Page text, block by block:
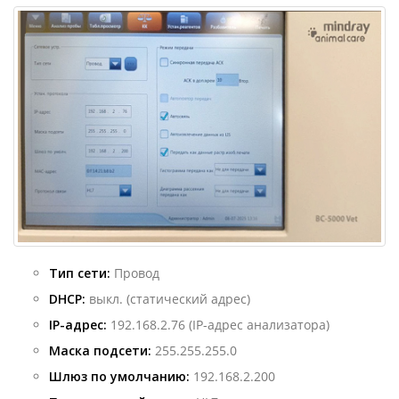
Тип сети: Провод
DHCP: выкл. (статический адрес)
IP-адрес: 192.168.2.76 (IP-адрес анализатора)
Маска подсети: 255.255.255.0
Шлюз по умолчанию: 192.168.2.200